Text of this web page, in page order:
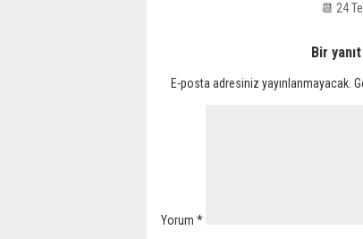
📆 24
Bir
E-posta adresiniz yayınlanmayacak.
Yorum *